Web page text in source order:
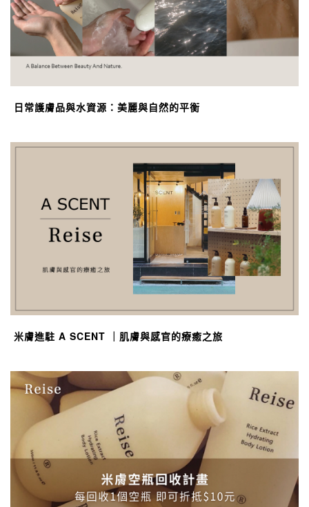
日常護膚品與水資源：美麗與自然的平衡
米膚進駐 A SCENT ｜肌膚與感官的療癒之旅